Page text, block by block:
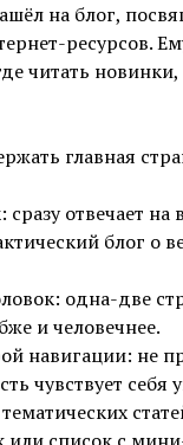
на блог,
ресурсов.
читать
главная
отвечает на
блог о
одна-две
и человечнее.
навигации: не
чувствует себя